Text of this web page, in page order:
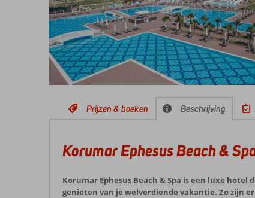
Prijzen & boeken Beschrijving
Korumar Ephesus Beach &
Korumar Ephesus Beach & Spa is een luxe
genieten van je welverdiende vakantie. Zo zijn